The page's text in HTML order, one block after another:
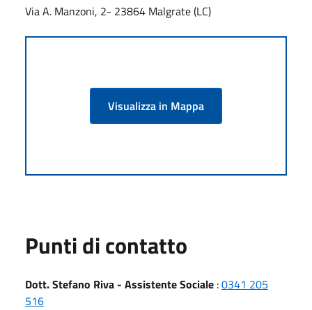
Via A. Manzoni, 2- 23864 Malgrate (LC)
Visualizza in Mappa
Punti di contatto
Dott. Stefano Riva - Assistente Sociale :0341 205
516